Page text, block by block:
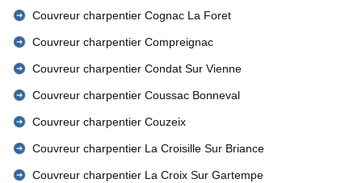
Couvreur charpentier Cognac La Foret
Couvreur charpentier Compreignac
Couvreur charpentier Condat Sur Vienne
Couvreur charpentier Coussac Bonneval
Couvreur charpentier Couzeix
Couvreur charpentier La Croisille Sur Briance
Couvreur charpentier La Croix Sur Gartempe